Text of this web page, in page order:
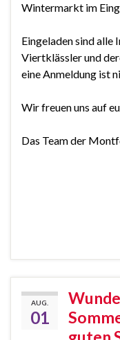
Wintermarkt im
Eingeladen sind alle
Viertklässler und
eine Anmeldung ist
Wir freuen uns auf
Das Team der
AUG.
01